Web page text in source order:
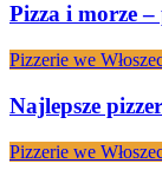
Pizza i morze
Pizzerie we
Najlepsze
Pizzerie we